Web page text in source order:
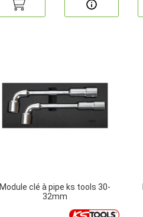
Module clé à pipe ks tools 30-
32mm